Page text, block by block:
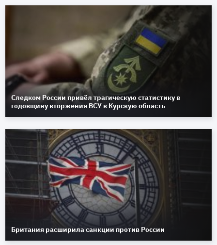
Следком России привёл трагическую статистику в
годовщину вторжения ВСУ в Курскую область
Британия расширила санкции против России